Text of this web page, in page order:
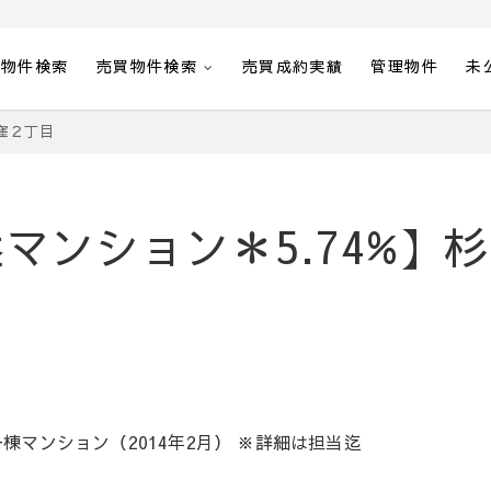
件検索 売買物件検索 売買成約実績 管理物件 未
２丁目
ンション＊5.74%】
マンション（2014年2月） ※詳細は担当迄